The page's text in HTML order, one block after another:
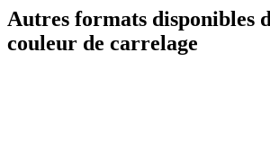
Autres formats disponibles
couleur de carrelage